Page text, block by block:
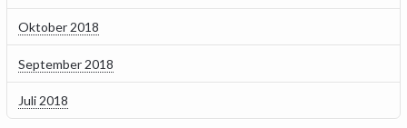
Oktober 2018
September 2018
Juli 2018